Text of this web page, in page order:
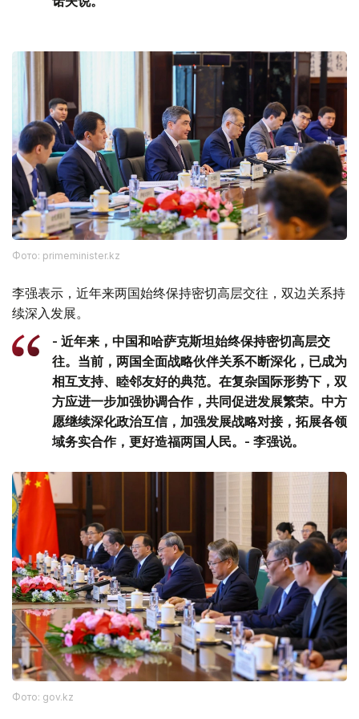
Фото: primeminister.kz
李强表示，近年来两国始终保持密切高层交往，双边关系持
续深入发展。
- 近年来，中国和哈萨克斯坦始终保持密切高层交
往。当前，两国全面战略伙伴关系不断深化，已成为
相互支持、睦邻友好的典范。在复杂国际形势下，双
方应进一步加强协调合作，共同促进发展繁荣。中方
愿继续深化政治互信，加强发展战略对接，拓展各领
域务实合作，更好造福两国人民。- 李强说。
Фото: gov.kz